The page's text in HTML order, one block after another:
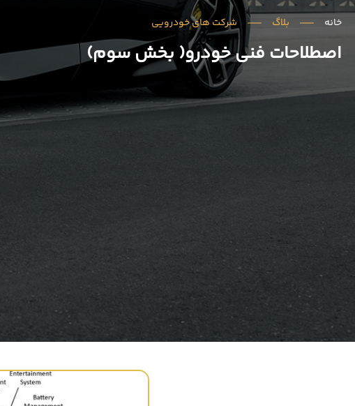
خانه بلاگ شرکت های خودرویی
اصطلاحات فنی خودرو( بخش سوم)